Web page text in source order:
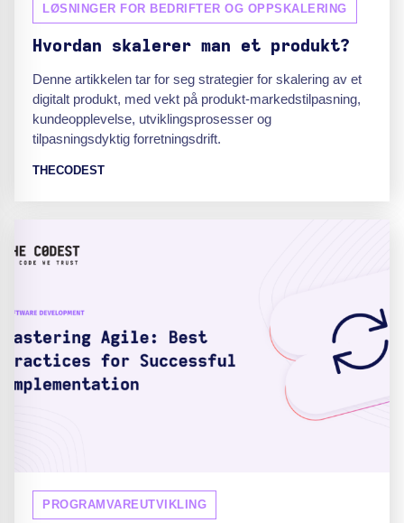
LØSNINGER FOR BEDRIFTER OG OPPSKALERING
Hvordan skalerer man et produkt?
Denne artikkelen tar for seg strategier for skalering av et
digitalt produkt, med vekt på produkt-markedstilpasning,
kundeopplevelse, utviklingsprosesser og
tilpasningsdyktig forretningsdrift.
THECODEST
PROGRAMVAREUTVIKLING